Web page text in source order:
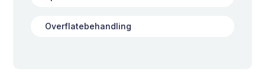
Overflatebehandling